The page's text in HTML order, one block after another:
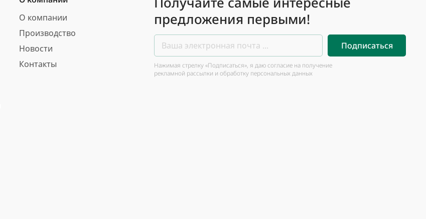
О компании
Производство
Новости
Контакты
предложения первыми!
Подписаться
Нажимая стрелку «Подписаться», я даю согласие на получение
рекламной рассылки и обработку персональных данных